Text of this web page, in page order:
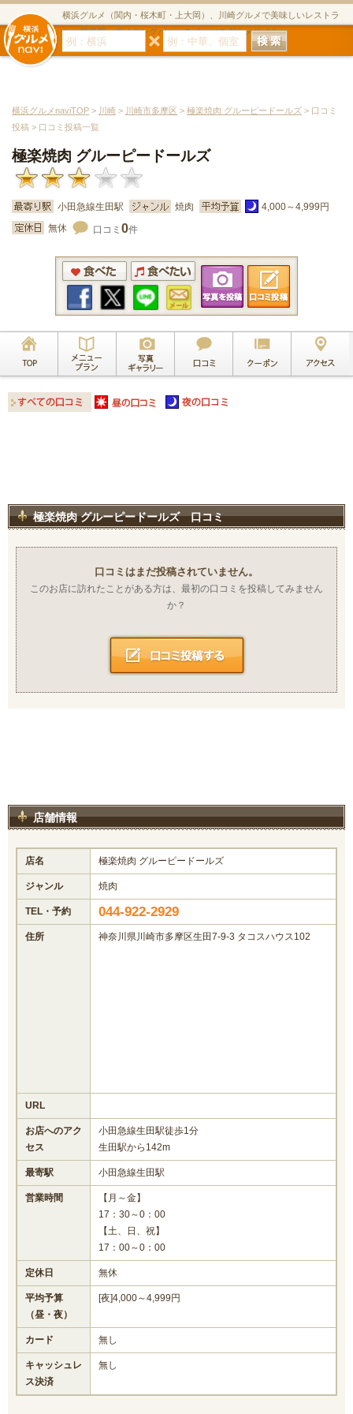
横浜グルメ（関内・桜木町・上大岡）、川崎グルメで美味しいレストラ
ン・居酒屋・ダイニングバー・スイーツのグルメサイト
横浜グルメnaviTOP > 川崎 > 川崎市多摩区 > 極楽焼肉 グルーピードールズ > 口コミ
投稿 > 口コミ投稿一覧
極楽焼肉 グルーピードールズ
小田急線生田駅 焼肉
4,000～4,999円
無休
口コミ 0件
極楽焼肉 グルーピードールズ 口コミ
口コミはまだ投稿されていません。
このお店に訪れたことがある方は、最初の口コミを投稿してみません
か？
店舗情報
店名 極楽焼肉 グルーピードールズ
ジャンル 焼肉
TEL・予約 044-922-2929
住所 神奈川県川崎市多摩区生田7-9-3 タコスハウス102
URL
お店へのアク
セス
小田急線生田駅徒歩1分
生田駅から142m
最寄駅 小田急線生田駅
営業時間
【月～金】
17：30～0：00
【土、日、祝】
17：00～0：00
定休日 無休
平均予算
（昼・夜）
[夜]4,000～4,999円
カード 無し
キャッシュレ
ス決済
無し